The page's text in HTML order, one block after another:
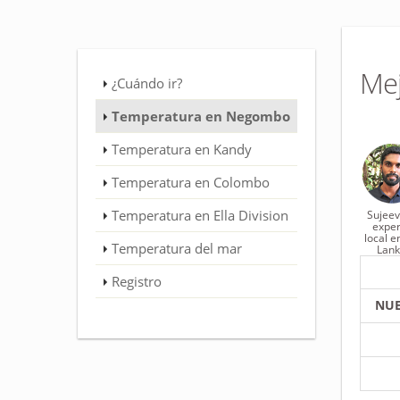
local
¿Cuándo ir?
Temperatura en Negombo
Temperatura en Kandy
Temperatura en Colombo
Temperatura en Ella Division
Temperatura del mar
Registro